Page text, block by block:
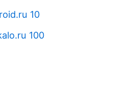
10
100